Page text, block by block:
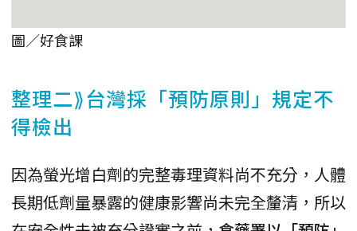
圖／好食課
整理二⟫台灣採「預防原則」規定不
得檢出
因為螢光增白劑的完整毒理資料尚不充分，人體
長期低劑量暴露的健康影響尚未完全釐清，所以